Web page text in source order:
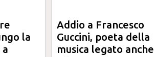
la
Addio a Francesco
Guccini, poeta della
musica legato anche